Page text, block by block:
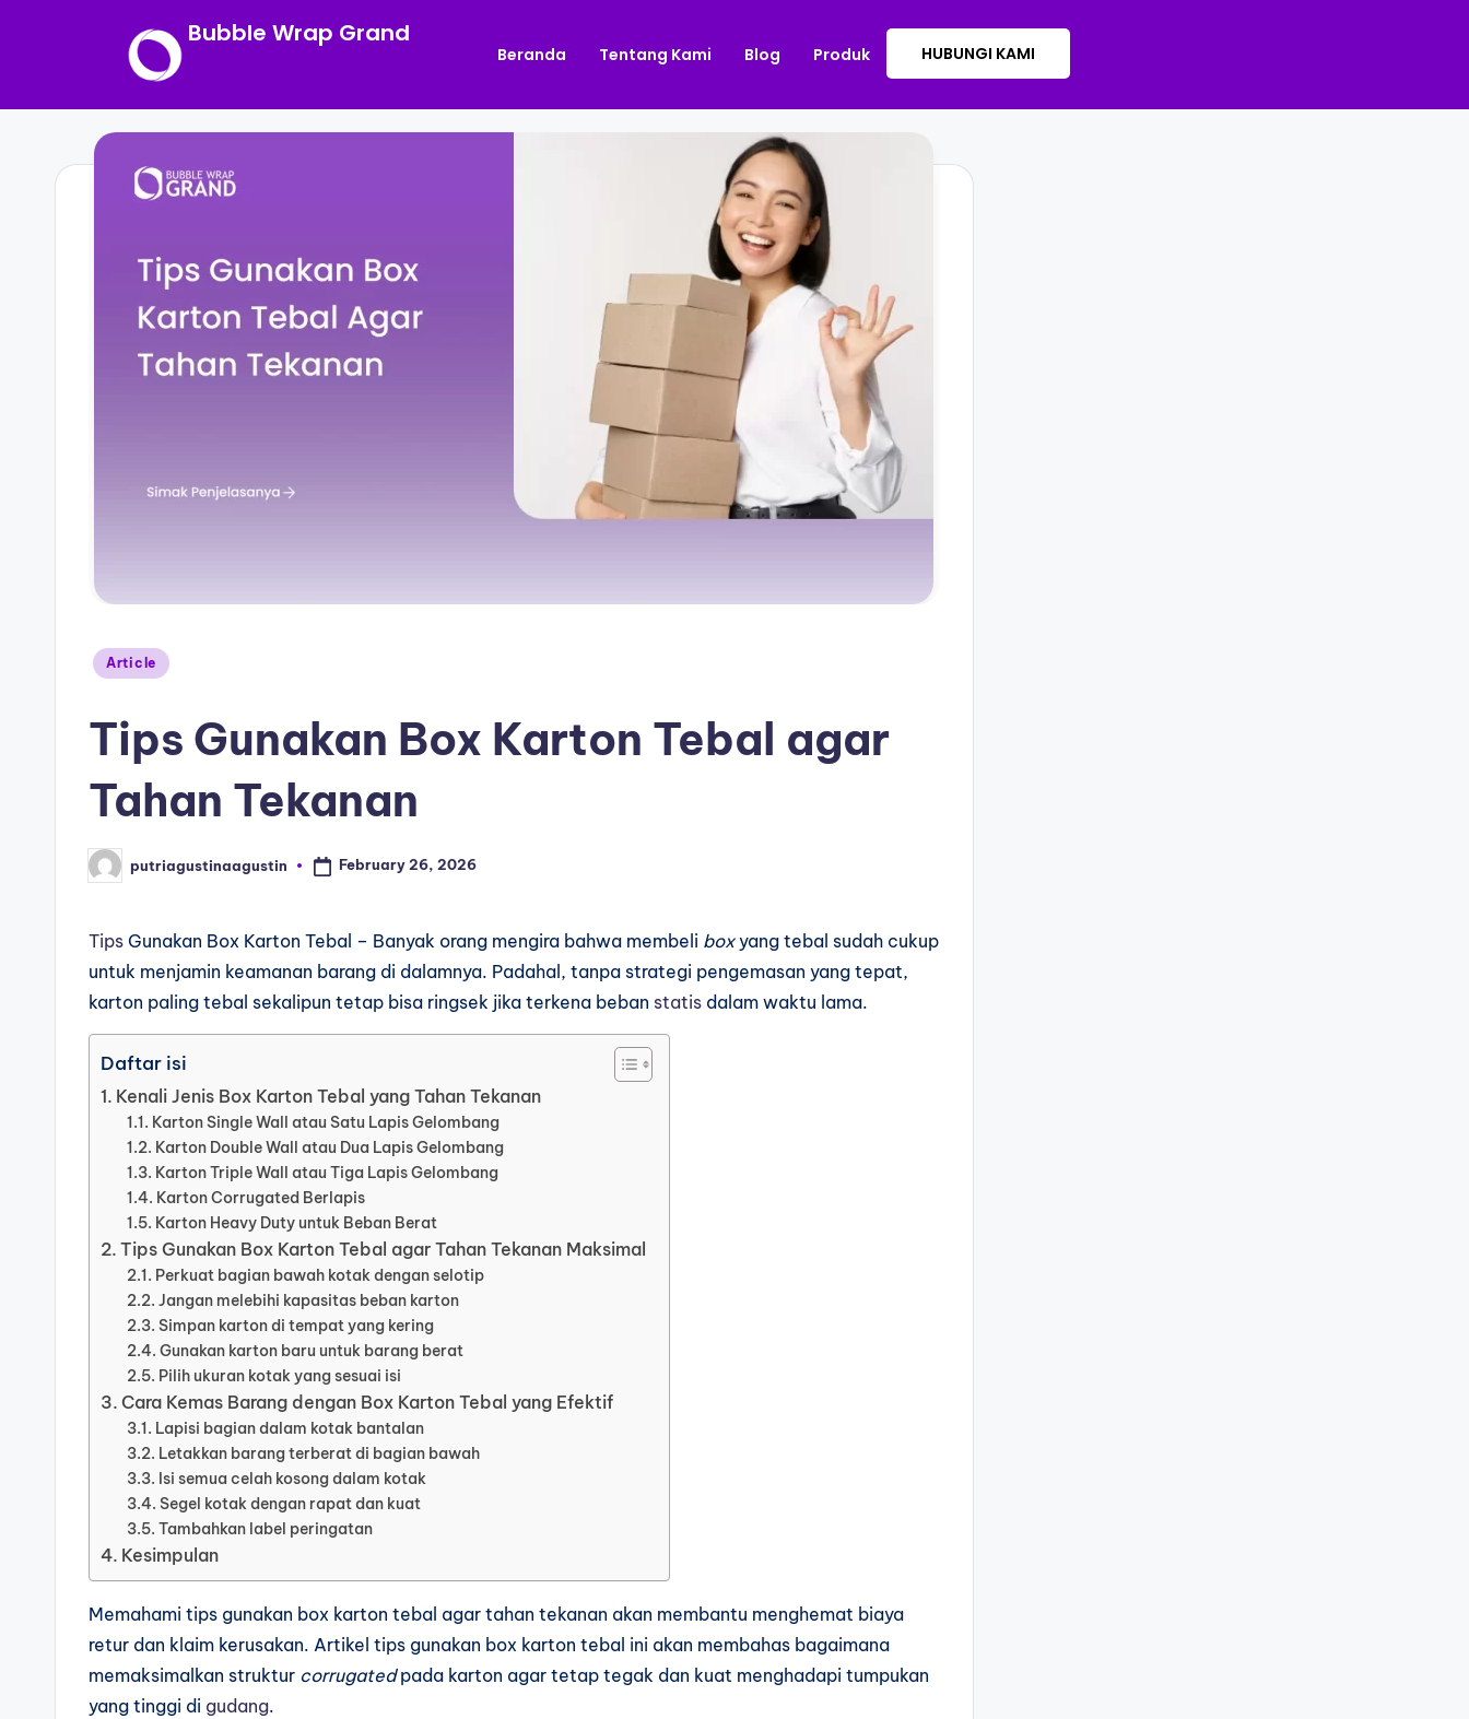
Bubble Wrap Grand
Beranda Tentang Kami Blog Produk HUBUNGI KAMI
Article
Tips Gunakan Box Karton Tebal agar
Tahan Tekanan
putriagustinaagustin February 26, 2026
Tips Gunakan Box Karton Tebal – Banyak orang mengira bahwa membeli boxyang tebal sudah cukup
untuk menjamin keamanan barang di dalamnya. Padahal, tanpa strategi pengemasan yang tepat,
karton paling tebal sekalipun tetap bisa ringsek jika terkena beban statis dalam waktu lama.
Daftar isi
Kenali Jenis Box Karton Tebal yang Tahan Tekanan
Karton Single Wall atau Satu Lapis Gelombang
Karton Double Wall atau Dua Lapis Gelombang
Karton Triple Wall atau Tiga Lapis Gelombang
Karton Corrugated Berlapis
Karton Heavy Duty untuk Beban Berat
Tips Gunakan Box Karton Tebal agar Tahan Tekanan Maksimal
Perkuat bagian bawah kotak dengan selotip
Jangan melebihi kapasitas beban karton
Simpan karton di tempat yang kering
Gunakan karton baru untuk barang berat
Pilih ukuran kotak yang sesuai isi
Cara Kemas Barang dengan Box Karton Tebal yang Efektif
Lapisi bagian dalam kotak bantalan
Letakkan barang terberat di bagian bawah
Isi semua celah kosong dalam kotak
Segel kotak dengan rapat dan kuat
Tambahkan label peringatan
Kesimpulan
Memahami tips gunakan box karton tebal agar tahan tekanan akan membantu menghemat biaya
retur dan klaim kerusakan. Artikel tips gunakan box karton tebal ini akan membahas bagaimana
memaksimalkan struktur corrugatedpada karton agar tetap tegak dan kuat menghadapi tumpukan
yang tinggi di gudang.